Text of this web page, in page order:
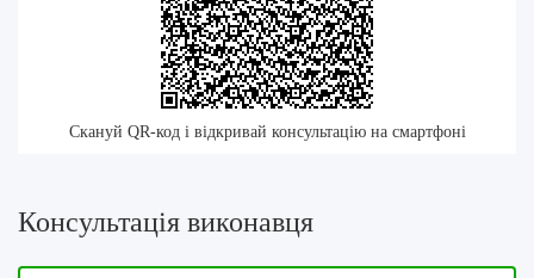
Скануй QR-код і відкривай консультацію на смартфоні
Консультація виконавця